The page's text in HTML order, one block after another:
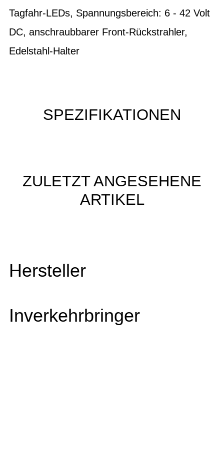
Tagfahr-LEDs, Spannungsbereich: 6 - 42 Volt
DC, anschraubbarer Front-Rückstrahler,
Edelstahl-Halter
SPEZIFIKATIONEN
ZULETZT ANGESEHENE
ARTIKEL
Hersteller
Inverkehrbringer